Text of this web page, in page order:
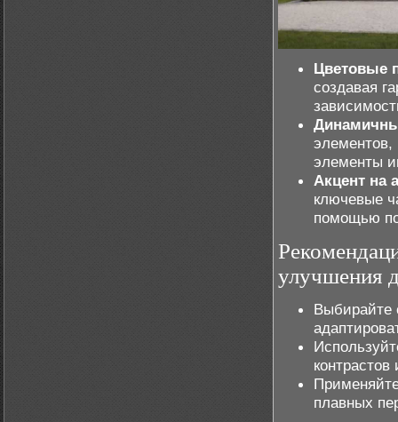
Цветовые
создавая
элементы
Акцент на
ключевые
помощью
улучшения
Выбирайте
плавных